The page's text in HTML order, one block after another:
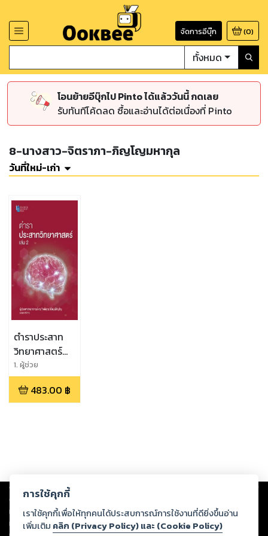
จัดการอีบุ๊ก (0)
ทั้งหมด
โอนย้ายอีบุ๊กไป Pinto ได้แล้ววันนี้ กดเลย
รับทันทีโค้ดลด ซื้อและอ่านได้ต่อเนื่องที่ Pinto
8-นางสาว-จิตราภา-ภิญโญมหากุล
วันที่ใหม่-เก่า
ตำราประสาท
วิทยาศาสตร์
เล่ม 2
1. ผู้ช่วย
ศาสตราจารย์ ดร.
กิตติคุณ วิวัฒน์
ภิญโญ,2. รอง
ศาสตราจารย์ ดร.
สุจิรา มุกดา,5. ผู้
ช่วยศาสตราจารย์
ดร. สุคนธา งาม
483.00 ฿
Copyright © 2026
ต่อผลงานหรือเนื้อหาใดที่อัปโหลดผ่านเว็บไซต์และปรากฏว่าละเมิดสิทธิใน
ทรัพย์สินทางปัญญาของบุคคลอื่นหรือขัดต่อกฎหมายและศีลธรรม ดังนั้น ผู้อ่าน
ทุกท่านโปรดใช้วิจารณญาณในการกลั่นกรองด้วยตนเอง และหากท่านพบว่าส่วน
การใช้คุกกี้
เราใช้คุกกี้เพื่อให้ทุกคนได้ประสบการณ์การใช้งานที่ดียิ่งขึ้นอ่าน
เพิ่มเติม คลิก (Privacy Policy) และ (Cookie Policy)